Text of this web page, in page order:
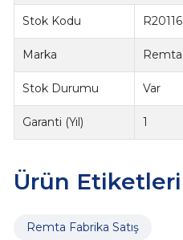
Stok Kodu R20116
Marka Remta
Stok Durumu Var
Garanti (Yıl) 1
Ürün Etiketleri
Remta Fabrika Satış